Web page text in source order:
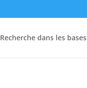
Recherche dans les bases